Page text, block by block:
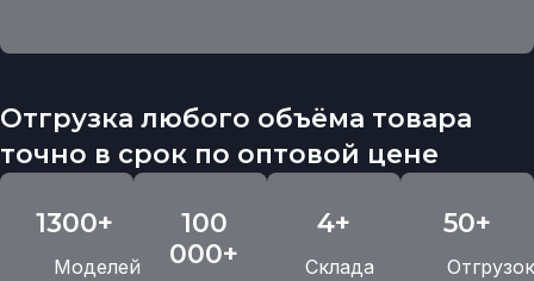
Отгрузка любого объёма товара
точно в срок по оптовой цене
1300+
Моделей
100
000+
4+
Склада
50+
Отгрузок